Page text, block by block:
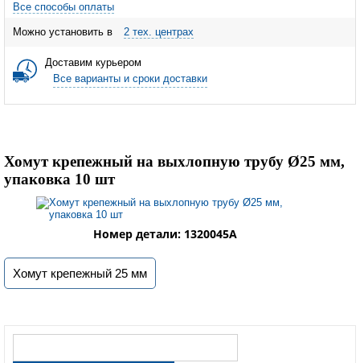
Все способы оплаты
Можно установить в 2 тех. центрах
Доставим курьером
Все варианты и сроки доставки
Хомут крепежный на выхлопную трубу Ø25 мм,
упаковка 10 шт
Номер детали: 1320045A
Хомут крепежный 25 мм